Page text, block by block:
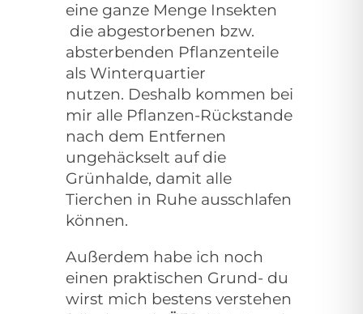
eine ganze Menge Insekten
die abgestorbenen bzw.
absterbenden Pflanzenteile
als Winterquartier
nutzen. Deshalb kommen bei
mir alle Pflanzen-Rückstande
nach dem Entfernen
ungehäckselt auf die
Grünhalde, damit alle
Tierchen in Ruhe ausschlafen
können.
Außerdem habe ich noch
einen praktischen Grund- du
wirst mich bestens verstehen